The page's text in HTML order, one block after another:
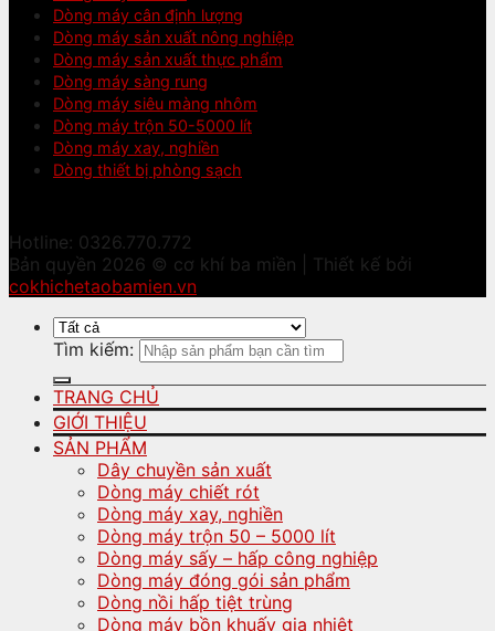
Dòng máy cân định lượng
Dòng máy sản xuất nông nghiệp
Dòng máy sản xuất thực phẩm
Dòng máy sàng rung
Dòng máy siêu màng nhôm
Dòng máy trộn 50-5000 lít
Dòng máy xay, nghiền
Dòng thiết bị phòng sạch
Hotline: 0326.770.772
Bản quyền 2026 © cơ khí ba miền | Thiết kế bởi
cokhichetaobamien.vn
Tìm kiếm:
TRANG CHỦ
GIỚI THIỆU
SẢN PHẨM
Dây chuyền sản xuất
Dòng máy chiết rót
Dòng máy xay, nghiền
Dòng máy trộn 50 – 5000 lít
Dòng máy sấy – hấp công nghiệp
Dòng máy đóng gói sản phẩm
Dòng nồi hấp tiệt trùng
Dòng máy bồn khuấy gia nhiệt